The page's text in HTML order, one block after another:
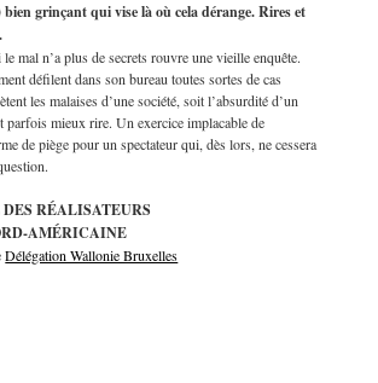
grinçant qui vise là où cela dérange. Rires et
mal n’a plus de secrets rouvre une vieille enquête.
défilent dans son bureau toutes sortes de cas
les malaises d’une société, soit l’absurdité d’un
parfois mieux rire. Un exercice implacable de
de piège pour un spectateur qui, dès lors, ne cessera
DES RÉALISATEURS
AMÉRICAINE
Délégation Wallonie Bruxelles